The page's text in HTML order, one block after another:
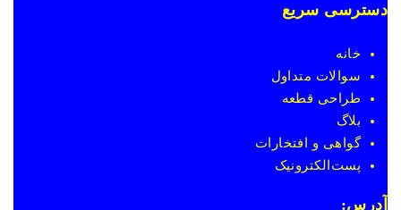
دسترسی سریع
خانه
سوالات متداول
طراحی قطعه
بلاگ
گواهی و افتخارات
پست الکترونیک
آدرس: